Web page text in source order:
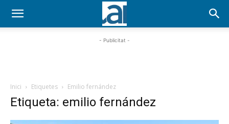
- Publicitat -
Inici Etiquetes Emilio fernández
Etiqueta: emilio fernández